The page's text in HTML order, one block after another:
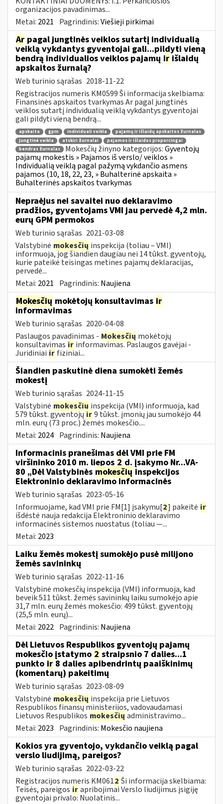
organizacijos pavadinimas...
Metai: 2021 Pagrindinis:Viešieji pirkimai
Ar pagal jungtinės veiklos sutartį individualią
veiklą vykdantys gyventojai gali...pildyti vieną
bendrą individualios veiklos pajamų ir išlaidų
apskaitos žurnalą?
Web turinio sąrašas 2018-11-22
Registracijos numeris KM0599 Ši informacija skelbiama:
Finansinės apskaitos tvarkymas Ar pagal jungtinės
veiklos sutartį individualią veiklą vykdantys gyventojai
gali pildyti vieną bendrą...
apskaita gpm individuali veikla
pajamų ir išlaidų apskaitos žurnalas
jungtinė veikla
atskiri žurnalai
pajamos ir išlaidos proporcingai
bendras žurnalas
Mokesčių žinyno kategorijos:Gyventojų
pajamų mokestis » Pajamos iš verslo/ veiklos »
Individualią veiklą pagal pažymą vykdančio asmens
pajamos (10, 18, 22, 23, » Buhalterinė apskaita »
Buhalterinės apskaitos tvarkymas
Nepraėjus nei savaitei nuo deklaravimo
pradžios, gyventojams VMI jau pervedė 4,2 mln.
eurų GPM permokos
Web turinio sąrašas 2021-03-08
Valstybinė mokesčių inspekcija (toliau – VMI)
informuoja, jog šiandien daugiau nei 14 tūkst. gyventojų,
kurie pateikė teisingas metines pajamų deklaracijas,
pervedė...
Metai: 2021 Pagrindinis: Naujiena
Mokesčių mokėtojų konsultavimas ir
informavimas
Web turinio sąrašas 2020-04-08
Paslaugos pavadinimas - Mokesčių mokėtojų
konsultavimas ir informavimas. Paslaugos gavėjai -
Juridiniai ir fiziniai...
Šiandien paskutinė diena sumokėti žemės
mokestį
Web turinio sąrašas 2024-11-15
Valstybinė mokesčių inspekcija (VMI) informuoja, kad
579 tūkst. gyventojųir9 tūkst. įmonių jau sumokėjo 44
mln. eurų (73 proc.) žemės mokesčio....
Metai: 2024 Pagrindinis: Naujiena
Informacinis pranešimas dėl VMI prie FM
viršininko 2010 m. liepos 2 d. įsakymo Nr...VA-
80 „Dėl Valstybinės mokesčių inspekcijos
Elektroninio deklaravimo informacinės
Web turinio sąrašas 2023-05-16
Informuojame, kad VMI prie FM[1] įsakymu[2] pakeitė ir
išdėstė nauja redakcija Elektroninio deklaravimo
informacinės sistemos nuostatus (toliau —...
Metai: 2023
Laiku žemės mokestį sumokėjo pusė milijono
žemės savininkų
Web turinio sąrašas 2022-11-16
Valstybinė mokesčių inspekcija (VMI) informuoja, kad
beveik 511 tūkst. žemės savininkų laiku sumokėjo apie
31,7 mln. eurų žemės mokesčio: 499 tūkst. gyventojų
(25,5 mln. eurų)...
Metai: 2022 Pagrindinis: Naujiena
Dėl Lietuvos Respublikos gyventojų pajamų
mokesčio įstatymo 2 straipsnio 7 dalies...1
punkto ir 8 dalies apibendrintų paaiškinimų
(komentarų) pakeitimų
Web turinio sąrašas 2023-08-09
Valstybinė mokesčių inspekcija prie Lietuvos
Respublikos finansų ministerijos, vadovaudamasi
Lietuvos Respublikos mokesčių administravimo...
Metai: 2023 Pagrindinis: Mokesčio naujiena
Kokios yra gyventojo, vykdančio veiklą pagal
verslo liudijimą, pareigos?
Web turinio sąrašas 2022-03-22
Registracijos numeris KM0612 Ši informacija skelbiama:
Teisės, pareigos irapribojimai Verslo liudijimus įsigiję
gyventojai privalo: Nuolatinis...